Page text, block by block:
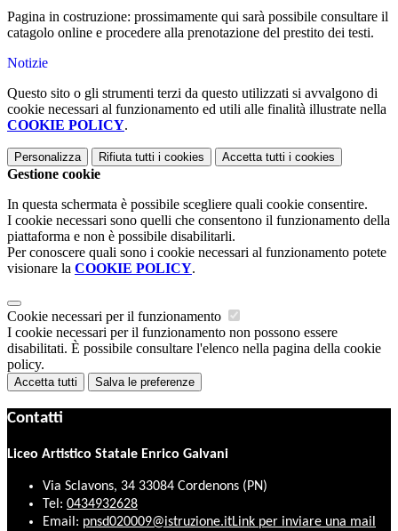
Pagina in costruzione: prossimamente qui sarà possibile consultare il
catagolo online e procedere alla prenotazione del prestito dei testi.
Notizie
Questo sito o gli strumenti terzi da questo utilizzati si avvalgono di
cookie necessari al funzionamento ed utili alle finalità illustrate nella
COOKIE POLICY.
Personalizza Rifiuta tutti i cookies Accetta tutti i cookies
Gestione cookie
In questa schermata è possibile scegliere quali cookie consentire.
I cookie necessari sono quelli che consentono il funzionamento della
piattaforma e non è possibile disabilitarli.
Per conoscere quali sono i cookie necessari al funzionamento potete
visionare la COOKIE POLICY.
Cookie necessari per il funzionamento
I cookie necessari per il funzionamento non possono essere
disabilitati. È possibile consultare l'elenco nella pagina della cookie
policy.
Accetta tutti Salva le preferenze
Contatti
Liceo Artistico Statale Enrico Galvani
Via Sclavons, 34 33084 Cordenons (PN)
Tel: 0434932628
Email: pnsd020009@istruzione.itLink per inviare una mail